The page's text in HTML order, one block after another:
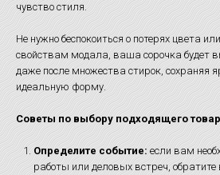
чувство стиля.
Не нужно беспокоиться о потерях цвета
свойствам модала, ваша сорочка будет
даже после множества стирок, сохраняя
идеальную форму.
Советы по выбору подходящего
Определите событие: если вам
работы или деловых встреч,